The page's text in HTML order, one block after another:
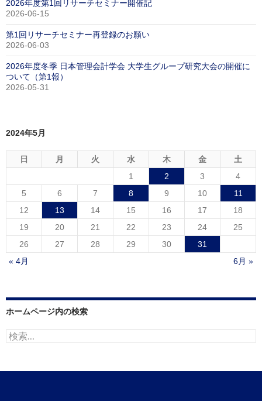
2026年度第1回リサーチセミナー開催記
2026-06-15
第1回リサーチセミナー再登録のお願い
2026-06-03
2026年度冬季 日本管理会計学会 大学生グループ研究大会の開催に
ついて（第1報）
2026-05-31
2024年5月
日 月 火 水 木 金
土
1
2 3
4
5
6 7 8 9 10
11
12
13 14 15 16 17
18
19
20 21 22 23 24
25
26
27 28 29 30
31
« 4月
6月 »
ホームページ内の検索
検
索: